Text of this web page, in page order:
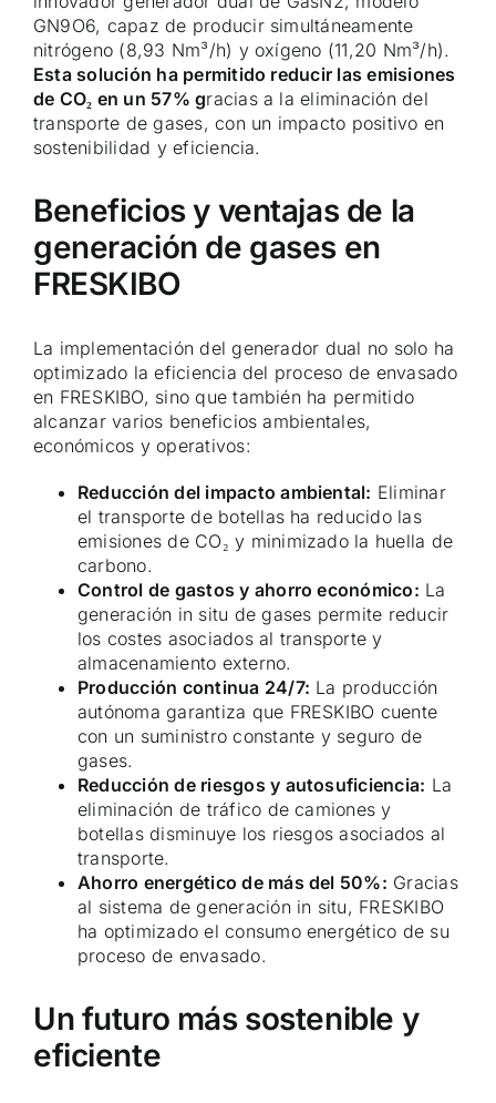
GN9O6, capaz de producir simultáneamente
nitrógeno (8,93 Nm³/h) y oxígeno (11,20 Nm³/h).
Esta solución ha permitido reducir las emisiones
de CO₂ en un 57% gracias a la eliminación del
transporte de gases, con un impacto positivo en
sostenibilidad y eficiencia.
Beneficios y ventajas de la
generación de gases en
FRESKIBO
La implementación del generador dual no solo ha
optimizado la eficiencia del proceso de envasado
en FRESKIBO, sino que también ha permitido
alcanzar varios beneficios ambientales,
económicos y operativos:
Reducción del impacto ambiental: Eliminar
el transporte de botellas ha reducido las
emisiones de CO₂ y minimizado la huella de
carbono.
Control de gastos y ahorro económico: La
generación in situ de gases permite reducir
los costes asociados al transporte y
almacenamiento externo.
Producción continua 24/7: La producción
autónoma garantiza que FRESKIBO cuente
con un suministro constante y seguro de
gases.
Reducción de riesgos y autosuficiencia: La
eliminación de tráfico de camiones y
botellas disminuye los riesgos asociados al
transporte.
Ahorro energético de más del 50%: Gracias
al sistema de generación in situ, FRESKIBO
ha optimizado el consumo energético de su
proceso de envasado.
Un futuro más sostenible y
eficiente